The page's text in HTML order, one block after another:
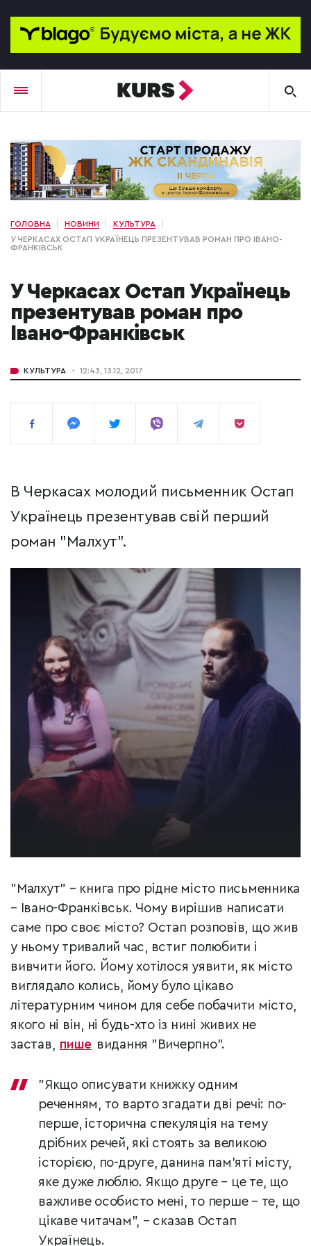
ГОЛОВНА НОВИНИ
КУЛЬТУРА
У ЧЕРКАСАХ ОСТАП УКРАЇНЕЦЬ ПРЕЗЕНТУВАВ РОМАН ПРО ІВАНО-
ФРАНКІВСЬК
У Черкасах Остап Українець
презентував роман про
Івано-Франківськ
КУЛЬТУРА 12:43, 13.12, 2017
В Черкасах молодий письменник Остап
Українець презентував свій перший
роман "Малхут".
"Малхут" – книга про рідне місто письменника
– Івано-Франківськ. Чому вирішив написати
саме про своє місто? Остап розповів, що жив
у ньому тривалий час, встиг полюбити і
вивчити його. Йому хотілося уявити, як місто
виглядало колись, йому було цікаво
літературним чином для себе побачити місто,
якого ні він, ні будь-хто із нині живих не
застав, пише видання "Вичерпно".
"Якщо описувати книжку одним
реченням, то варто згадати дві речі: по-
перше, історична спекуляція на тему
дрібних речей, які стоять за великою
історією, по-друге, данина пам’яті місту,
яке дуже люблю. Якщо друге – це те, що
важливе особисто мені, то перше – те, що
цікаве читачам", – сказав Остап
Українець.